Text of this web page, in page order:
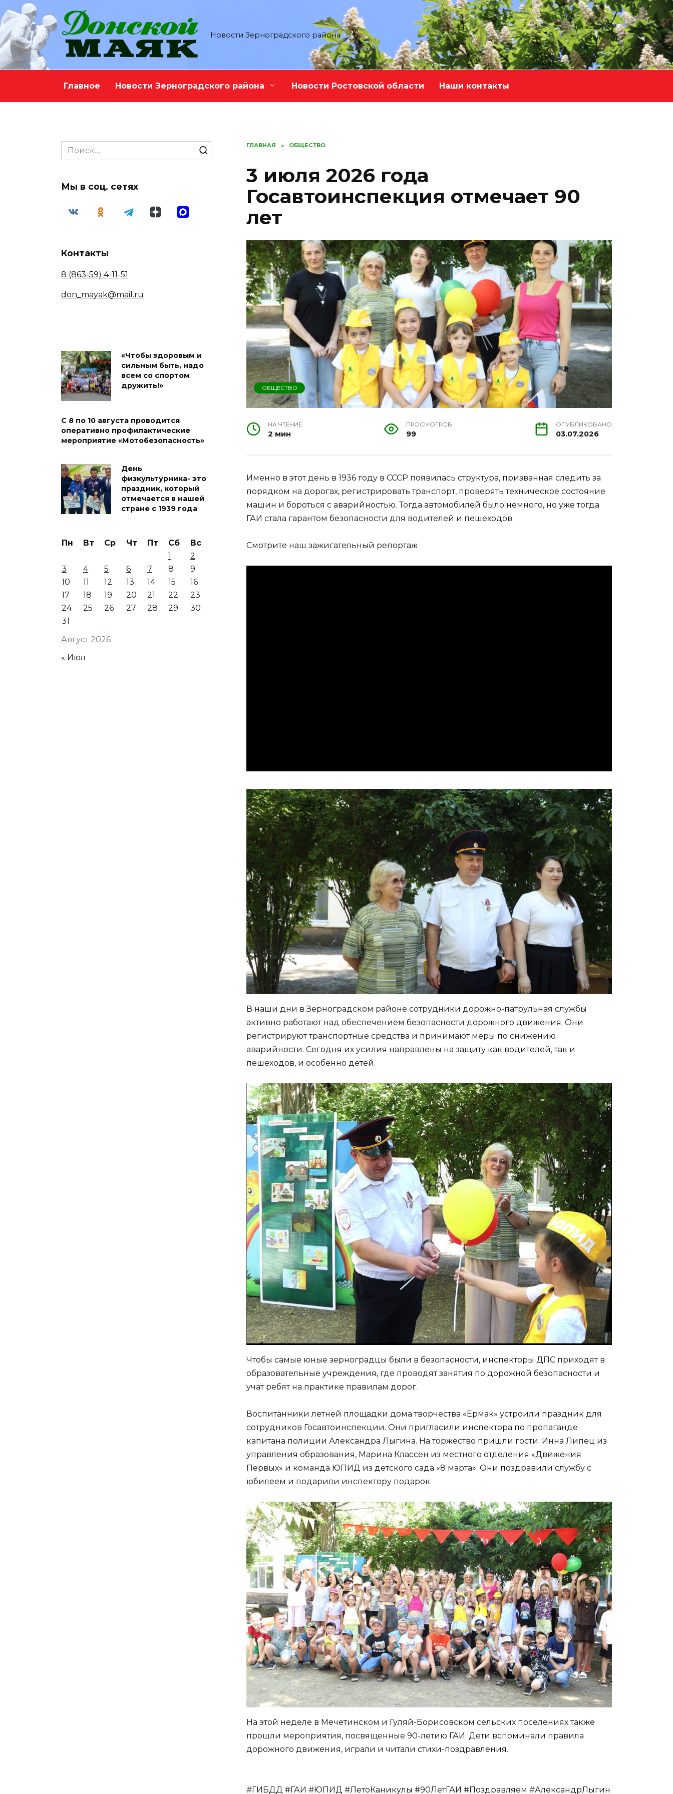
Перейти
к
содержанию
Новости Зерноградского района
Главное Новости Зерноградского района Новости Ростовской области Наши контакты
ГЛАВНАЯ » ОБЩЕСТВО
3 июля 2026 года
Госавтоинспекция отмечает 90
лет
ОБЩЕСТВО
НА ЧТЕНИЕ
2 мин
ПРОСМОТРОВ
99
ОПУБЛИКОВАНО
03.07.2026
Именно в этот день в 1936 году в СССР появилась структура, призванная следить за
порядком на дорогах, регистрировать транспорт, проверять техническое состояние
машин и бороться с аварийностью. Тогда автомобилей было немного, но уже тогда
ГАИ стала гарантом безопасности для водителей и пешеходов.
Смотрите наш зажигательный репортаж
В наши дни в Зерноградском районе сотрудники дорожно-патрульная службы
активно работают над обеспечением безопасности дорожного движения. Они
регистрируют транспортные средства и принимают меры по снижению
аварийности. Сегодня их усилия направлены на защиту как водителей, так и
пешеходов, и особенно детей.
Чтобы самые юные зерноградцы были в безопасности, инспекторы ДПС приходят в
образовательные учреждения, где проводят занятия по дорожной безопасности и
учат ребят на практике правилам дорог.
Воспитанники летней площадки дома творчества «Ермак» устроили праздник для
сотрудников Госавтоинспекции. Они пригласили инспектора по пропаганде
капитана полиции Александра Лыгина. На торжество пришли гости: Инна Липец из
управления образования, Марина Классен из местного отделения «Движения
Первых» и команда ЮПИД из детского сада «8 марта». Они поздравили службу с
юбилеем и подарили инспектору подарок.
На этой неделе в Мечетинском и Гуляй-Борисовском сельских поселениях также
прошли мероприятия, посвященные 90-летию ГАИ. Дети вспоминали правила
дорожного движения, играли и читали стихи-поздравления.
#ГИБДД #ГАИ #ЮПИД #ЛетоКаникулы #90ЛетГАИ #Поздравляем #АлександрЛыгин
Search
for:
Мы в соц. сетях
Контакты
8 (863-59) 4-11-51
don_mayak@mail.ru
«Чтобы здоровым и
сильным быть, надо
всем со спортом
дружить!»
С 8 по 10 августа проводится
оперативно профилактические
мероприятие «Мотобезопасность»
День
физкультурника- это
праздник, который
отмечается в нашей
стране с 1939 года
Август 2026
Пн Вт Ср Чт Пт Сб
Вс
1
2
3
4 5 6 7 8
9
10
11 12 13 14 15
16
17
18 19 20 21 22
23
24
25 26 27 28 29
30
31
« Июл